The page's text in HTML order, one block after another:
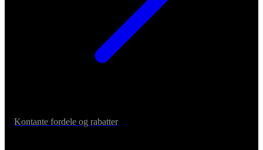
Kontante fordele og rabatter